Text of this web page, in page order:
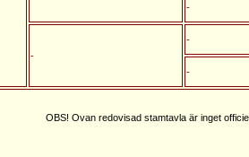
-
-
-
-
OBS! Ovan redovisad stamtavla är inget